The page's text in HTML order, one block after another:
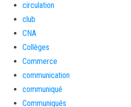
circulation
club
CNA
Collèges
Commerce
communication
communiqué
Communiqués